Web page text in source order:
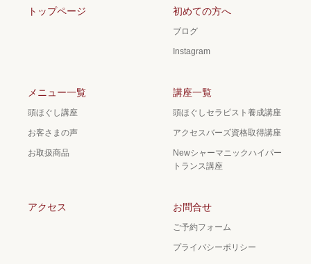
トップページ 初めての方へ
ブログ
Instagram
メニュー一覧
頭ほぐし講座
お客さまの声
お取扱商品
講座一覧
頭ほぐしセラピスト養成講座
アクセスバーズ資格取得講座
Newシャーマニックハイパー
トランス講座
アクセス お問合せ
ご予約フォーム
プライバシーポリシー